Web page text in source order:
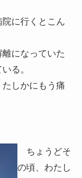
に行くとこん
になっていた
る。
しかにもう痛
ちょうどそ
の頃、わたし